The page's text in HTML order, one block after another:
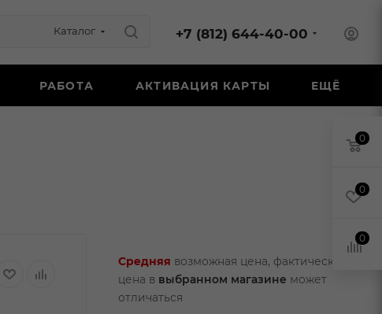
Каталог +7 (812) 644-40-00
РАБОТА АКТИВАЦИЯ КАРТЫ ЕЩЁ
Средняя возможная цена, фактическая
цена в выбранном магазине может
отличаться
0
0
0